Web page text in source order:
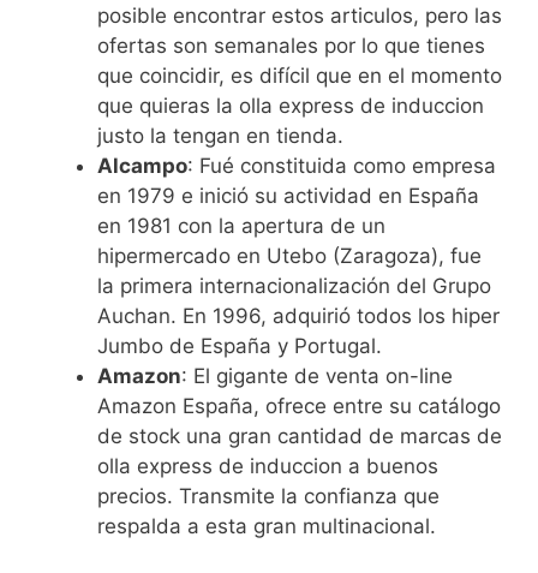
posible encontrar estos articulos, pero las
ofertas son semanales por lo que tienes
que coincidir, es difícil que en el momento
que quieras la olla express de induccion
justo la tengan en tienda.
Alcampo: Fué constituida como empresa
en 1979 e inició su actividad en España
en 1981 con la apertura de un
hipermercado en Utebo (Zaragoza), fue
la primera internacionalización del Grupo
Auchan. En 1996, adquirió todos los hiper
Jumbo de España y Portugal.
Amazon: El gigante de venta on-line
Amazon España, ofrece entre su catálogo
de stock una gran cantidad de marcas de
olla express de induccion a buenos
precios. Transmite la confianza que
respalda a esta gran multinacional.